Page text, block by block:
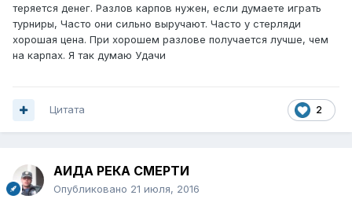
теряется денег. Разлов карпов нужен, если думаете играть
турниры, Часто они сильно выручают. Часто у стерляди
хорошая цена. При хорошем разлове получается лучше, чем
на карпах. Я так думаю Удачи
2
Цитата
АИДА РЕКА СМЕРТИ
Опубликовано 21 июля, 2016